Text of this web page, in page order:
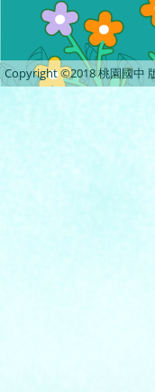
Copyright ©2018 桃園國中